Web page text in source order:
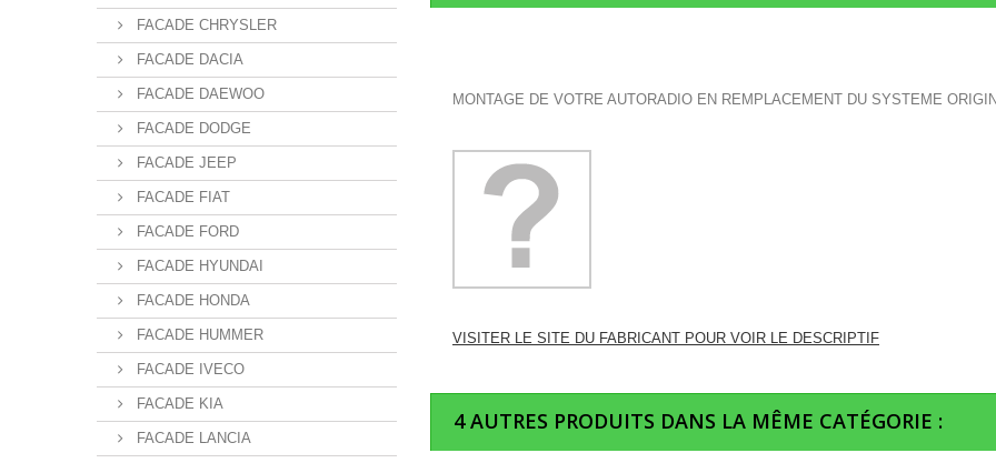
FACADE CHRYSLER
FACADE DACIA
FACADE DAEWOO
FACADE DODGE
FACADE JEEP
FACADE FIAT
FACADE FORD
FACADE HYUNDAI
FACADE HONDA
FACADE HUMMER
FACADE IVECO
FACADE KIA
FACADE LANCIA
MONTAGE DE VOTRE AUTORADIO EN REMPLACEMENT DU SYSTEME
VISITER LE SITE DU FABRICANT POUR VOIR LE DESCRIPTIF
4 AUTRES PRODUITS DANS LA MÊME CATÉGORIE :